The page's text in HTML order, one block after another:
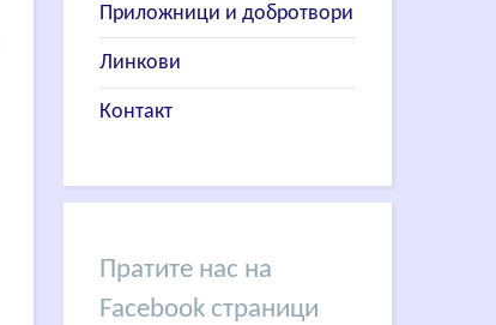
Приложници и добротвори
Линкови
Контакт
Пратите нас на
Facebook страници